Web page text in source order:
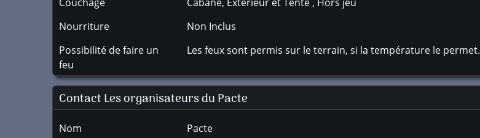
Nourriture
Non Inclus
Possibilité de faire un
feu
Les feux sont permis sur le terrain, si la température le permet.
Contact Les organisateurs du Pacte
Nom
Pacte